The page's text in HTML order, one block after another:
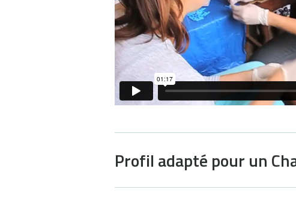
Profil adapté pour un